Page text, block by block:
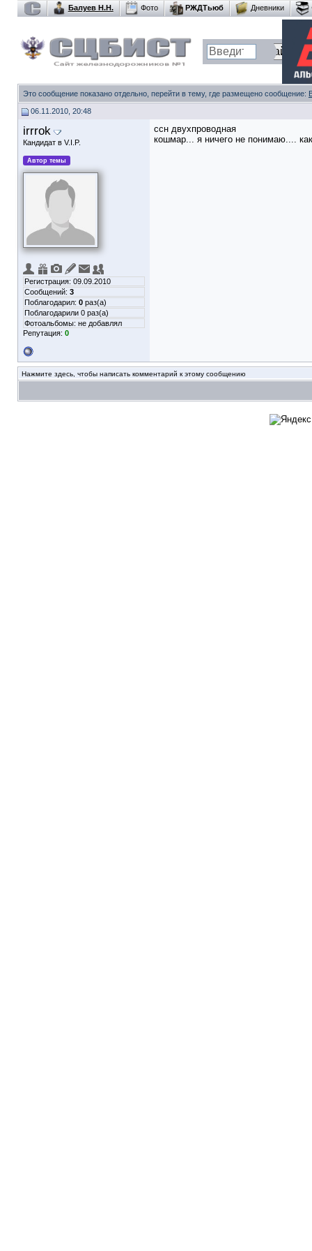
Балуев Н.Н. Фото РЖДТьюб Дневники
Это сообщение показано отдельно, перейти в тему, где размещено сообщение:
06.11.2010, 20:48
irrrok
Кандидат в V.I.P.
Автор темы
Регистрация: 09.09.2010
Сообщений: 3
Поблагодарил: 0 раз(а)
Поблагодарили 0 раз(а)
Фотоальбомы: не добавлял
Репутация: 0
ссн двухпроводная
кошмар... я ничего не понимаю....
Нажмите здесь, чтобы написать комментарий к этому сообщению